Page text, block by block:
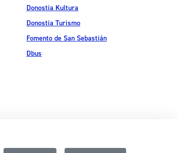
Donostia Kultura
Donostia Turismo
Fomento de San Sebastián
Dbus